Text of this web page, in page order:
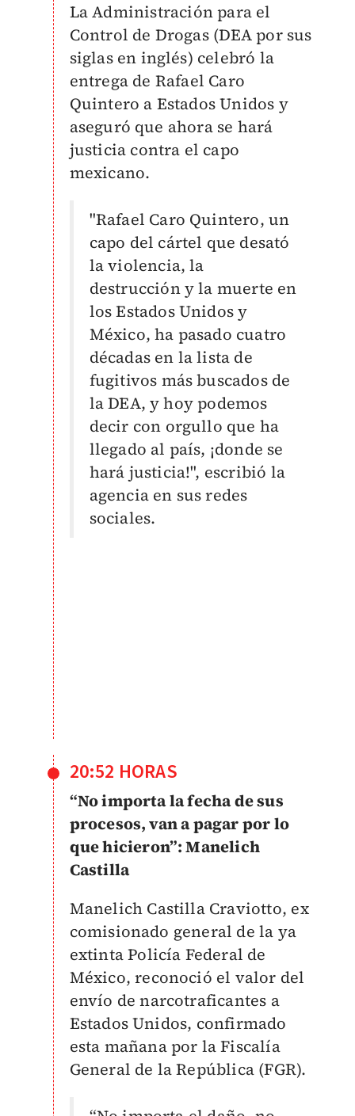
LaAdministración para el
Control de Drogas (DEA por sus
siglas en inglés) celebró la
entrega de Rafael Caro
Quintero a Estados Unidos y
aseguró que ahora se hará
justicia contra el capo
mexicano.
"Rafael Caro Quintero, un
capo del cártel que desató
la violencia, la
destrucción y la muerte en
los Estados Unidos y
México, ha pasado cuatro
décadas en la lista de
fugitivos más buscados de
la DEA, y hoy podemos
decir con orgullo que ha
llegado al país, ¡donde se
hará justicia!", escribió la
agencia en sus redes
sociales.
20:52 HORAS
“No importa la fecha de sus
procesos, van a pagar por lo
que hicieron”: Manelich
Castilla
Manelich Castilla Craviotto, ex
comisionado general de la ya
extinta Policía Federal de
México, reconoció el valor del
envío de narcotraficantes a
Estados Unidos, confirmado
esta mañana por la Fiscalía
General de la República (FGR).